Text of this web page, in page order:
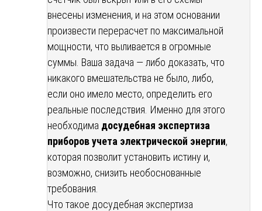
внесены изменения, и на этом основании
произвести перерасчет по максимальной
мощности, что выливается в огромные
суммы. Ваша задача — либо доказать, что
никакого вмешательства не было, либо,
если оно имело место, определить его
реальные последствия. Именно для этого
необходима досудебная экспертиза
приборов учета электрической энергии,
которая позволит установить истину и,
возможно, снизить необоснованные
требования.
Что такое досудебная экспертиза